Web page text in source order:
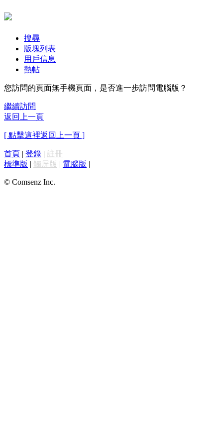
搜尋
版塊列表
用戶信息
熱帖
您訪問的頁面無手機頁面，是否進一步訪問電腦版？
繼續訪問
返回上一頁
[ 點擊這裡返回上一頁 ]
首頁 | 登錄 | 註冊
標準版 | 觸屏版 | 電腦版 |
© Comsenz Inc.